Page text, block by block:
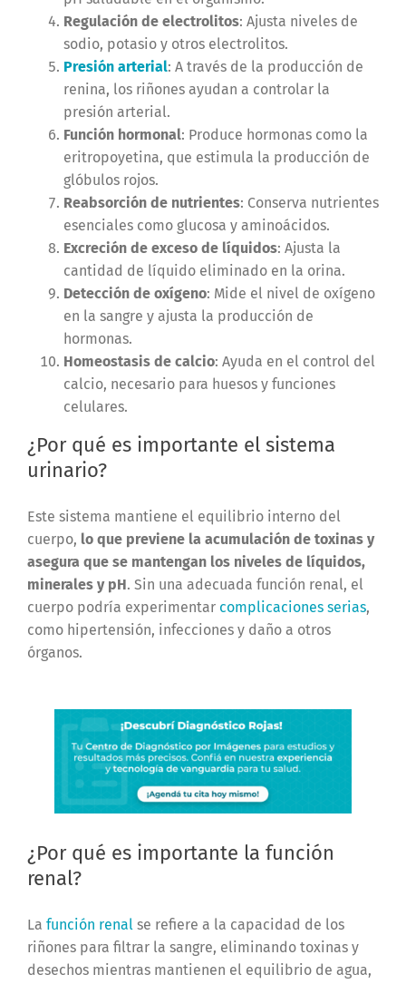
Regulación de electrolitos: Ajusta niveles de
sodio, potasio y otros electrolitos.
Presión arterial: A través de la producción de
renina, los riñones ayudan a controlar la
presión arterial.
Función hormonal: Produce hormonas como la
eritropoyetina, que estimula la producción de
glóbulos rojos.
Reabsorción de nutrientes: Conserva nutrientes
esenciales como glucosa y aminoácidos.
Excreción de exceso de líquidos: Ajusta la
cantidad de líquido eliminado en la orina.
Detección de oxígeno: Mide el nivel de oxígeno
en la sangre y ajusta la producción de
hormonas.
Homeostasis de calcio: Ayuda en el control del
calcio, necesario para huesos y funciones
celulares.
¿Por qué es importante el sistema
urinario?
Este sistema mantiene el equilibrio interno del
cuerpo, lo que previene la acumulación de toxinas y
asegura que se mantengan los niveles de líquidos,
minerales y pH. Sin una adecuada función renal, el
cuerpo podría experimentar complicaciones serias,
como hipertensión, infecciones y daño a otros
órganos.
¿Por qué es importante la función
renal?
La función renalse refiere a la capacidad de los
riñones para filtrar la sangre, eliminando toxinas y
desechos mientras mantienen el equilibrio de agua,